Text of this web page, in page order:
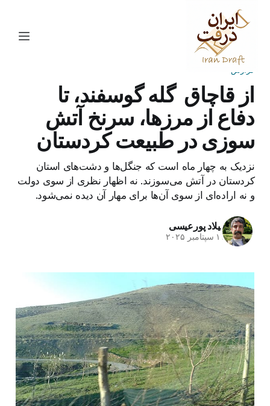
از قاچاق گله گوسفند، تا
دفاع از مرزها، سرنخ‌ آتش
سوزی‌ در طبیعت کردستان
نزدیک به چهار ماه است که جنگل‌ها و دشت‌های استان
کردستان در آتش می‌سوزند. نه اظهار نظری از سوی دولت
و نه اراده‌ای از سوی آن‌ها برای مهار آن دیده نمی‌شود.
میلاد پورعیسی
۱۷ سپتامبر ۲۰۲۵